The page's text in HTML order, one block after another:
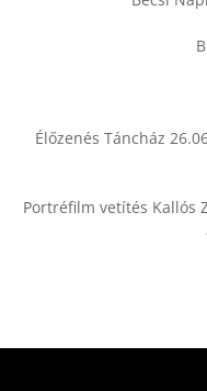
Élőzenés Táncház
Portréfilm vetítés Kallós